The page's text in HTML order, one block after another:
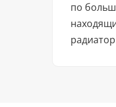
по